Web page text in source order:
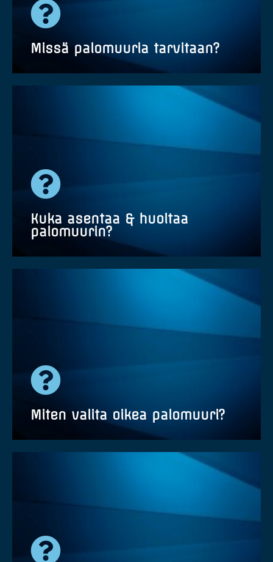
Missä palomuuria tarvitaan?
yrittäjä toimialasta tai koostaan riippumatta
tietojensa suojaksi palomuuria ja
tietoturvapalveluita.
Kuka asentaa & huoltaa
palomuurin?
liittyvän. Palomuuri toimitetaan valmiiksi
päivitykset aina ajan tasalla.
Miten valita oikea palomuuri?
tarvittaessa myös tietoturvapalveluita